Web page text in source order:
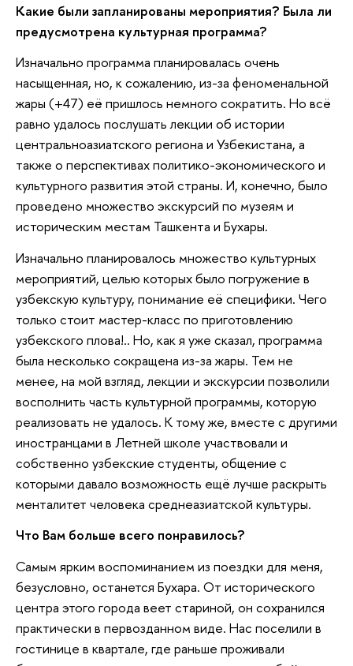
Какие были запланированы мероприятия? Была ли
предусмотрена культурная программа?
Изначально программа планировалась очень
насыщенная, но, к сожалению, из-за феноменальной
жары (+47) её пришлось немного сократить. Но всё
равно удалось послушать лекции об истории
центральноазиатского региона и Узбекистана, а
также о перспективах политико-экономического и
культурного развития этой страны. И, конечно, было
проведено множество экскурсий по музеям и
историческим местам Ташкента и Бухары.
Изначально планировалось множество культурных
мероприятий, целью которых было погружение в
узбекскую культуру, понимание её специфики. Чего
только стоит мастер-класс по приготовлению
узбекского плова!.. Но, как я уже сказал, программа
была несколько сокращена из-за жары. Тем не
менее, на мой взгляд, лекции и экскурсии позволили
восполнить часть культурной программы, которую
реализовать не удалось. К тому же, вместе с другими
иностранцами в Летней школе участвовали и
собственно узбекские студенты, общение с
которыми давало возможность ещё лучше раскрыть
менталитет человека среднеазиатской культуры.
Что Вам больше всего понравилось?
Самым ярким воспоминанием из поездки для меня,
безусловно, останется Бухара. От исторического
центра этого города веет стариной, он сохранился
практически в первозданном виде. Нас поселили в
гостинице в квартале, где раньше проживали